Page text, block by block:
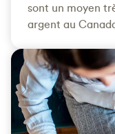
sont un moyen
argent au